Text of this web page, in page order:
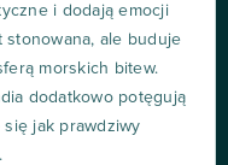
i dodają emocji
stonowana, ale buduje
morskich bitew.
dodatkowo potęgują
się jak prawdziwy